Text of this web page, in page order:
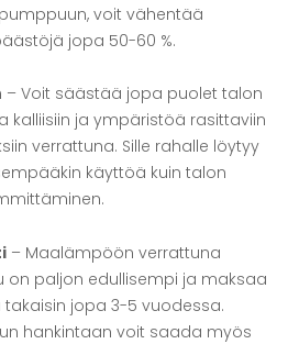
voit vähentää
jopa 50-60 %.
– Voit säästää jopa puolet talon
kalliisiin ja ympäristöä rasittaviin
verrattuna. Sille rahalle löytyy
käyttöä kuin talon
– Maalämpöön verrattuna
paljon edullisempi ja maksaa
jopa 3-5 vuodessa.
hankintaan voit saada myös